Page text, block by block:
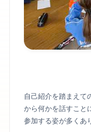
自己紹介を踏まえて
から何かを話すこと
参加する姿が多くあ